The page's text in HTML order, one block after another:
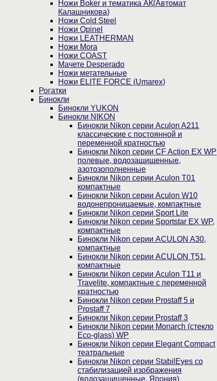
Ножи Boker и тематика АК(Автомат
Калашникова)
Ножи Cold Steel
Ножи Opinel
Ножи LEATHERMAN
Ножи Mora
Ножи COAST
Мачете Desperado
Ножи метательные
Ножи ELITE FORCE (Umarex)
Рогатки
Бинокли
Бинокли YUKON
Бинокли NIKON
Бинокли Nikon серии Aculon A211
классические с постоянной и
переменной кратностью
Бинокли Nikon серии СF Action EX WP
полевые, водозащищенные,
азотозополненные
Бинокли Nikon серии Aculon T01
компактные
Бинокли Nikon серии Aculon W10
водонепроницаемые, компактные
Бинокли Nikon серии Sport Lite
Бинокли Nikon серии Sportstar EX WP,
компактные
Бинокли Nikon серии ACULON A30,
компактные
Бинокли Nikon серии ACULON Т51,
компактные
Бинокли Nikon серии Aculon T11 и
Travelite, компактные с переменной
кратностью
Бинокли Nikon серии Prostaff 5 и
Prostaff 7
Бинокли Nikon серии Prostaff 3
Бинокли Nikon серии Monarch (стекло
Eco-glass) WP
Бинокли Nikon серии Elegant Compact
театральные
Бинокли Nikon серии StabilEyes со
стабилизацией изображения
(водозащищенные, Япония)